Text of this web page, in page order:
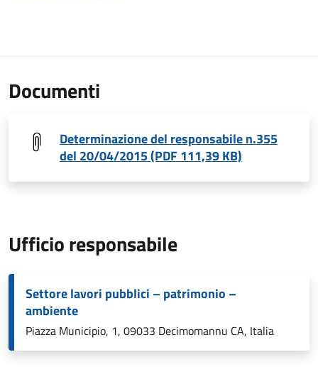
Documenti
Determinazione del responsabile n.355
del 20/04/2015 (PDF 111,39 KB)
Ufficio responsabile
Settore lavori pubblici – patrimonio –
ambiente
Piazza Municipio, 1, 09033 Decimomannu CA, Italia